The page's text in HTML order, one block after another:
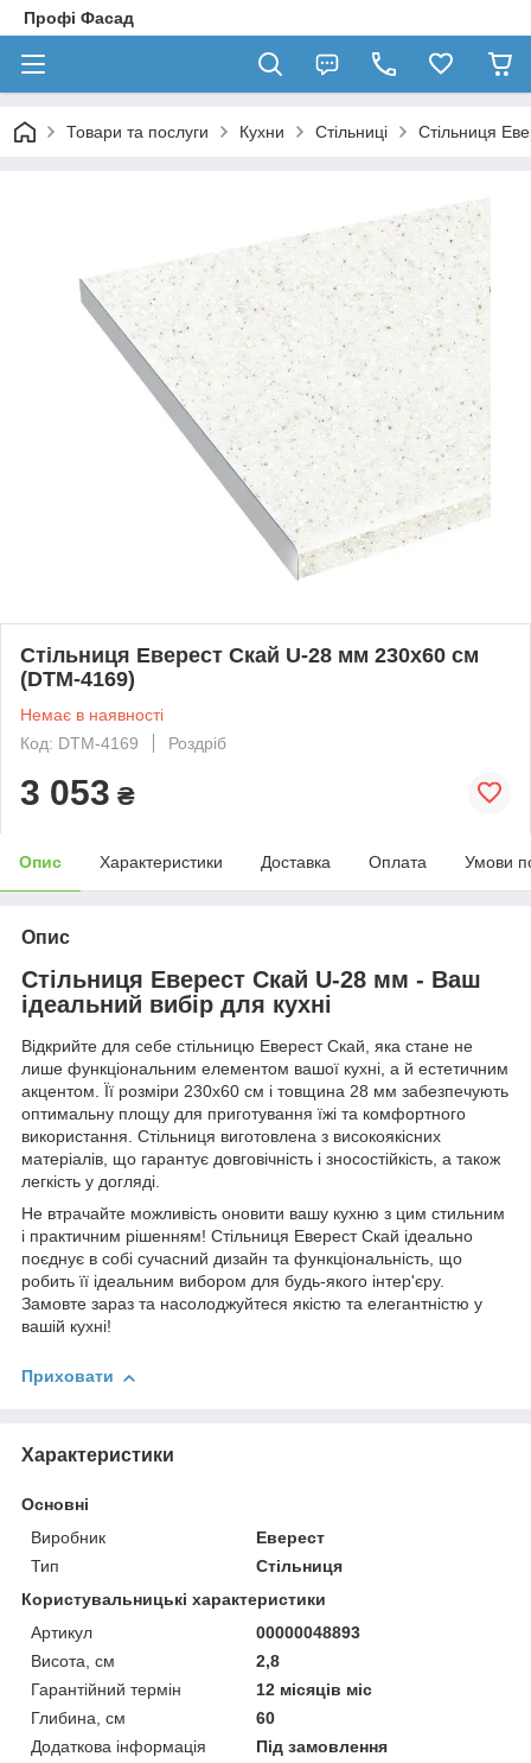
Профі Фасад
Товари та послуги Кухни Стільниці Стільниця
Стільниця Еверест Скай U-28 мм 230х60 см
(DTM-4169)
Немає в наявності
Код: DTM-4169
Роздріб
3 053 ₴
Опис Характеристики Доставка Оплата Умови
Опис
Стільниця Еверест Скай U-28 мм - Ваш
ідеальний вибір для кухні
Відкрийте для себе стільницю Еверест Скай, яка стане не
лише функціональним елементом вашої кухні, а й естетичним
акцентом. Її розміри 230х60 см і товщина 28 мм забезпечують
оптимальну площу для приготування їжі та комфортного
використання. Стільниця виготовлена з високоякісних
матеріалів, що гарантує довговічність і зносостійкість, а також
легкість у догляді.
Не втрачайте можливість оновити вашу кухню з цим стильним
і практичним рішенням! Стільниця Еверест Скай ідеально
поєднує в собі сучасний дизайн та функціональність, що
робить її ідеальним вибором для будь-якого інтер'єру.
Замовте зараз та насолоджуйтеся якістю та елегантністю у
вашій кухні!
Приховати
Характеристики
Основні
Виробник
Еверест
Тип
Стільниця
Користувальницькі характеристики
Артикул
00000048893
Висота, см
2,8
Гарантійний термін
12 місяців міс
Глибина, см
60
Додаткова інформація
Під замовлення